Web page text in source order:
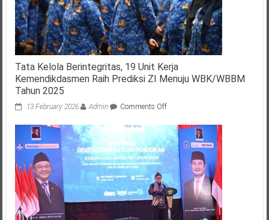
Tata Kelola Berintegritas, 19 Unit Kerja
Kemendikdasmen Raih Prediksi ZI Menuju WBK/WBBM
Tahun 2025
13 February 2026 Admin Comments Offon
Kelola
Berintegritas,
19
Unit
Kerja
Kemendikdasmen
Raih
Prediksi
ZI